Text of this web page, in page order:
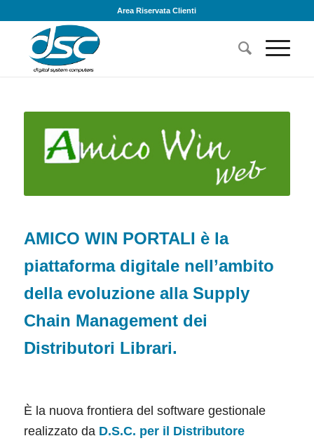
Area Riservata Clienti
AMICO WIN PORTALI è la
piattaforma digitale nell’ambito
della evoluzione alla Supply
Chain Management dei
Distributori Librari.
È la nuova frontiera del software gestionale
realizzato da D.S.C. per il Distributore